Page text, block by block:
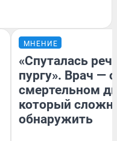
МНЕНИЕ
«Спуталась
пургу». Врач — о
смертельном
который
обнаружить